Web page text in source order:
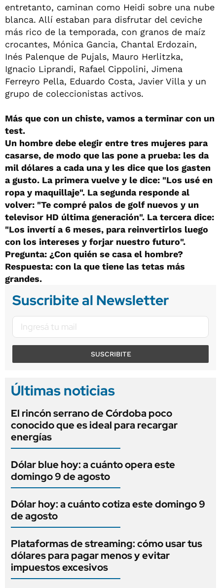
entretanto, caminan como Heidi sobre una nube
blanca. Allí estaban para disfrutar del ceviche
más rico de la temporada, con granos de maíz
crocantes, Mónica Gancia, Chantal Erdozain,
Inés Palenque de Pujals, Mauro Herlitzka,
Ignacio Liprandi, Rafael Cippolini, Jimena
Ferreyro Pella, Eduardo Costa, Javier Villa y un
grupo de coleccionistas activos.
Más que con un chiste, vamos a terminar con un
test.
Un hombre debe elegir entre tres mujeres para
casarse, de modo que las pone a prueba: les da
mil dólares a cada una y les dice que los gasten
a gusto. La primera vuelve y le dice: "Los usé en
ropa y maquillaje". La segunda responde al
volver: "Te compré palos de golf nuevos y un
televisor HD última generación". La tercera dice:
"Los invertí a 6 meses, para reinvertirlos luego
con los intereses y forjar nuestro futuro".
Pregunta: ¿Con quién se casa el hombre?
Respuesta: con la que tiene las tetas más
grandes.
Suscribite al Newsletter
SUSCRIBITE
Últimas noticias
El rincón serrano de Córdoba poco
conocido que es ideal para recargar
energías
Dólar blue hoy: a cuánto opera este
domingo 9 de agosto
Dólar hoy: a cuánto cotiza este domingo 9
de agosto
Plataformas de streaming: cómo usar tus
dólares para pagar menos y evitar
impuestos excesivos